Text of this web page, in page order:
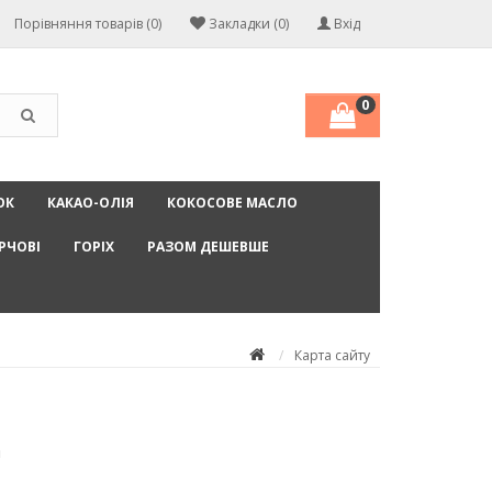
Вхід
Закладки (0)
Порівняння товарів (0)
0
КАКАО-ОЛІЯ КОКОСОВЕ МАСЛО
ГОРІХ РАЗОМ ДЕШЕВШЕ
Карта сайту